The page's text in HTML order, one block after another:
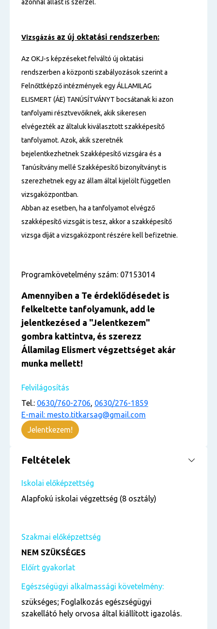
azonnal állást is szerzel.
Vizsgázás az új oktatási rendszerben:
Az OKJ-s képzéseket felváltó új oktatási
rendszerben a központi szabályozások szerint a
Felnőttképző intézmények egy ÁLLAMILAG
ELISMERT (ÁE) TANÚSÍTVÁNYT bocsátanak ki azon
tanfolyami résztvevőiknek, akik sikeresen
elvégezték az általuk kiválasztott szakképesítő
tanfolyamot. Azok, akik szeretnék
bejelentkezhetnek Szakképesítő vizsgára és a
Tanúsítvány mellé Szakképesítő bizonyítványt is
szerezhetnek egy az állam által kijelölt független
vizsgaközpontban.
Abban az esetben, ha a tanfolyamot elvégző
szakképesítő vizsgát is tesz, akkor a szakképesítő
vizsga díját a vizsgaközpont részére kell befizetnie.
Programkövetelmény szám: 07153014
Amennyiben a Te érdeklődésedet is
felkeltette tanfolyamunk, add le
jelentkezésed a "Jelentkezem"
gombra kattintva, és szerezz
Államilag Elismert végzettséget akár
munka mellett!
Felvilágosítás
Tel.: 0630/760-2706, 0630/276-1859
E-mail: mesto.titkarsag@gmail.com
Jelentkezem!
Feltételek
Iskolai előképzettség
Alapfokú iskolai végzettség (8 osztály)
Szakmai előképzettség
NEM SZÜKSÉGES
Előírt gyakorlat
Egészségügyi alkalmassági követelmény:
szükséges; Foglalkozás egészségügyi
szakellátó hely orvosa által kiállított igazolás.